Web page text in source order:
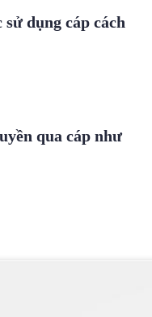
dụng cáp cách
qua cáp như